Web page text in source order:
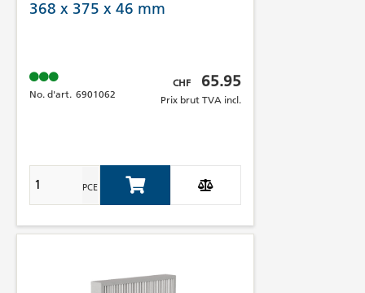
368 x 375 x 46 mm
Prix brut TVA incl.
CHF 65.95
Prix brut TVA incl.
No. d'art. 6901062
PCE Add to Cart